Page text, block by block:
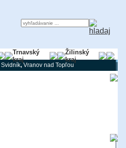
Trnavský
kraj
Žilinský
kraj
Svidník,Vranov nad Topľou